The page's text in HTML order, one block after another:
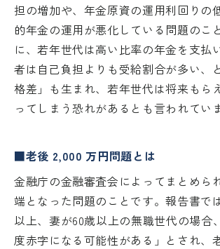
担の増加や、年金原資の運用利回りの
的年金の運用が悪化している問題のこ
に、若年世代は高い比率の年金を支払
者は自己負担よりも受給割合が多い、
格差」も生まれ、若年世代は将来もら
ってしまう恐れがあるとも言われてい
■老後 2,000 万円問題とは
金融庁の金融審査会によってまとめら
端となった問題のことです。報告書で
以上、妻が60歳以上の無職世代の場合
度赤字になる可能性がある」とされ、